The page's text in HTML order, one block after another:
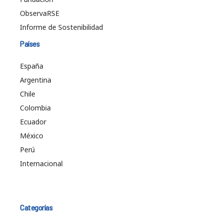
ObservaRSE
Informe de Sostenibilidad
Países
España
Argentina
Chile
Colombia
Ecuador
México
Perú
Internacional
Categorías